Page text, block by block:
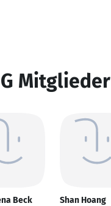
Beck Shan Hoang